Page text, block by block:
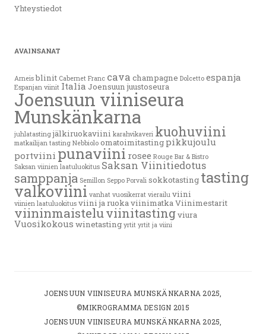
Yhteystiedot
AVAINSANAT
Arneis blinit Cabernet Franc cava champagne Dolcetto espanja
Espanjan viinit Italia Joensuun juustoseura
Joensuun viiniseura
Munskänkarna
juhlatasting jälkiruokaviini karahvikaveri kuohuviini
matkailijan tasting Nebbiolo omatoimitasting pikkujoulu
portviini punaviini rosee Rouge Bar & Bistro
Saksan viinien laatuluokitus Saksan Viinitiedotus
samppanja Semillon Seppo Porvali sokkotasting tasting
valkoviini vanhat vuosikerrat vierailu viini
viinien laatuluokitus viini ja ruokaviinimatkaViinimestarit
viininmaisteluviinitastingviura
Vuosikokous winetasting yrtit yrtit ja viini
JOENSUUN VIINISEURA MUNSKÄNKARNA 2025,
©MIKROGRAMMA DESIGN 2015
JOENSUUN VIINISEURA MUNSKÄNKARNA 2025,